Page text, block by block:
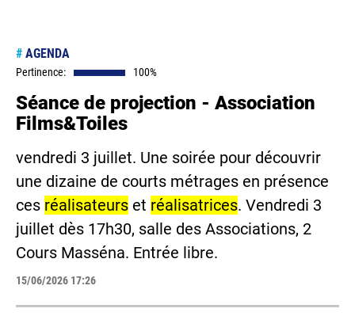
# AGENDA
Pertinence: 100%
Séance de projection - Association
Films&Toiles
vendredi 3 juillet. Une soirée pour découvrir
une dizaine de courts métrages en présence
ces réalisateurs et réalisatrices. Vendredi 3
juillet dès 17h30, salle des Associations, 2
Cours Masséna. Entrée libre.
15/06/2026 17:26